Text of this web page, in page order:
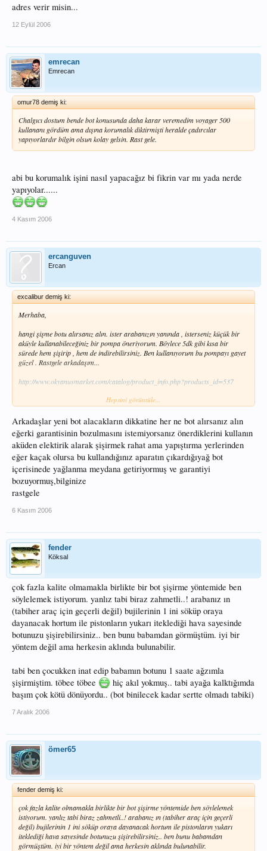
adres verir misin...
12 Eylül 2006
emrecan
Emrecan
omur78 demiş ki:
Chalgıcı dostum bende bot konusunda daha karar veremedim voyager 500
kullananı gördüm ama dışına korumalık diktirmişti heralde çadırcılar
yapıyorlardır bilgin olsun kolay gelsin. Rast gele.
abi bu korumalık işini nasıl yapacağız bi fikrin var mı yada nerde
yapıyolar......
4 Kasım 2006
ercanguven
Ercan
excalibur demiş ki:
Merhaba,
hangi şişme botu alırsanız alın. ister arabanızın yanında , isterseniz küçük bir
aküyle kullanabileceğiniz bir pompa öneriyorum. Böylece 5dk gibi kısa bir
sürede hem şişirip , hem de indirebilirsiniz. Ben kullanıyorum bu pompayı gayet
güzel . Rastgele arkadaşım...
http://www.okyanusmarket.com/catalog/product_info.php?products_id=537
Link verdim ama reklam olarak algılanmasın lütfen...
Hepsini görüntüle...
Arkadaşlar yeni bot alacakların dikkatine her ne bot alırsanız alın
eğerki garantisinin bozulmasını istemiyorsanız önerdiklerini kullanın
aküden elektirik alarak şişirmek rahat ama yapıştırma yerlerinden
eğer kaçak olursa bu kullandığınız aparatın çıkardığıyağ bot
içerisinede yağlanma meydana getiriyormuş ve garantiyi
bozuyormuş,bilginize
rastgele
6 Kasım 2006
fender
Köksal
çok fazla kalite olmamakla birlikte bir bot şişirme yöntemide ben
söylelemek istiyorum. yanlız tabi biraz zahmetli..! arabanız ın
(tabiher araç için geçerli değil) bujilerinin 1 ini söküp oraya
dayanacak hortum ile pistonların yukarı iteklediği hava sayesinde
botunuzu şişirebilirsiniz.. ben bunu babamdan görmüştüm. iyi bir
yöntem değil ama herkesin aklında bulunabilir.
tabi ben çocukken inat edip babamın botunu 1 saate ağzımla
şişirmiştim. töbee töbee
hiç akıl yokmuş.. tabi ayağa kalktığımda
başım çok kötü dönüyordu.. (bot binilecek kadar sertte olmadı tabiki)
7 Aralık 2006
ömer65
fender demiş ki:
çok fazla kalite olmamakla birlikte bir bot şişirme yöntemide ben söylelemek
istiyorum. yanlız tabi biraz zahmetli..! arabanız ın (tabiher araç için geçerli
değil) bujilerinin 1 ini söküp oraya dayanacak hortum ile pistonların yukarı
iteklediği hava sayesinde botunuzu şişirebilirsiniz.. ben bunu babamdan
görmüştüm. iyi bir yöntem değil ama herkesin aklında bulunabilir.